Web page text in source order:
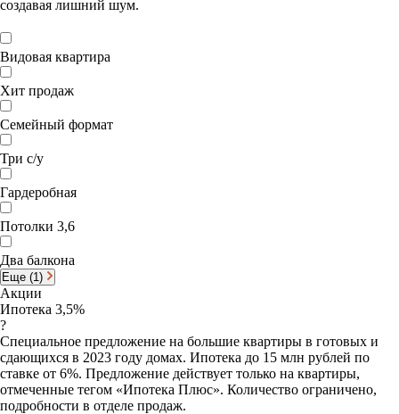
создавая лишний шум.
Видовая квартира
Хит продаж
Семейный формат
Три с/у
Гардеробная
Потолки 3,6
Два балкона
Еще (1)
Акции
Ипотека 3,5%
?
Специальное предложение на большие квартиры в готовых и
сдающихся в 2023 году домах. Ипотека до 15 млн рублей по
ставке от 6%. Предложение действует только на квартиры,
отмеченные тегом «Ипотека Плюс». Количество ограничено,
подробности в отделе продаж.